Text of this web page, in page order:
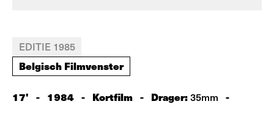
EDITIE 1985
Belgisch Filmvenster
17' - 1984 - Kortfilm - Drager:35mm -